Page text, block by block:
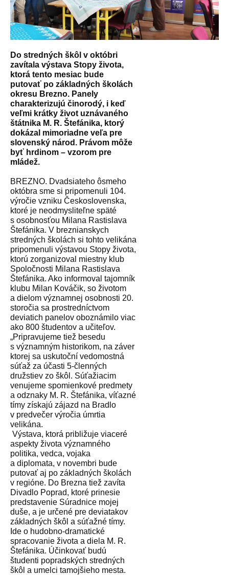
Do stredných škôl v októbri
zavítala výstava Stopy života,
ktorá tento mesiac bude
putovať po základných školách
okresu Brezno. Panely
charakterizujú činorodý, i keď
veľmi krátky život uznávaného
štátnika M. R. Štefánika, ktorý
dokázal mimoriadne veľa pre
slovenský národ. Právom môže
byť hrdinom – vzorom pre
mládež.
BREZNO. Dvadsiateho ôsmeho
októbra sme si pripomenuli 104.
výročie vzniku Československa,
ktoré je neodmysliteľne späté
s osobnosťou Milana Rastislava
Štefánika. V breznianskych
stredných školách si tohto velikána
pripomenuli výstavou Stopy života,
ktorú zorganizoval miestny klub
Spoločnosti Milana Rastislava
Štefánika. Ako informoval tajomník
klubu Milan Kováčik, so životom
a dielom významnej osobnosti 20.
storočia sa prostredníctvom
deviatich panelov oboznámilo viac
ako 800 študentov a učiteľov.
„Pripravujeme tiež besedu
s významným historikom, na záver
ktorej sa uskutoční vedomostná
súťaž za účasti 5-členných
družstiev zo škôl. Súťažiacim
venujeme spomienkové predmety
a odznaky M. R. Štefánika, víťazné
tímy získajú zájazd na Bradlo
v predvečer výročia úmrtia
velikána.
Výstava, ktorá približuje viaceré
aspekty života významného
politika, vedca, vojaka
a diplomata, v novembri bude
putovať aj po základných školách
v regióne. Do Brezna tiež zavíta
Divadlo Poprad, ktoré prinesie
predstavenie Súradnice mojej
duše, a je určené pre deviatakov
základných škôl a súťažné tímy.
Ide o hudobno-dramatické
spracovanie života a diela M. R.
Štefánika. Účinkovať budú
študenti popradských stredných
škôl a umelci tamojšieho mesta.